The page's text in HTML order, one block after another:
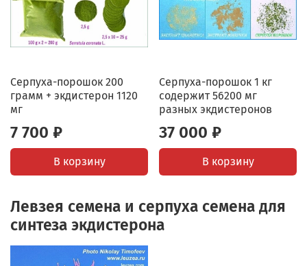
Серпуха-порошок 200
грамм + экдистерон 1120
мг
7 700 ₽
В корзину
Серпуха-порошок 1 кг
содержит 56200 мг
разных экдистеронов
37 000 ₽
В корзину
Левзея семена и серпуха семена для
синтеза экдистерона